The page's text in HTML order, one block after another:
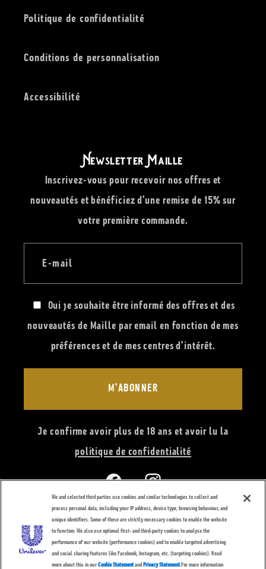
Politique de confidentialité
Conditions de personnalisation
Accessibilité
Newsletter Maille
Inscrivez-vous pour recevoir nos offres et
nouveautés et bénéficiez d’une remise de 15% sur
votre première commande.
E-mail
Oui je souhaite être informé des offres et des
nouveautés de Maille par email en fonction de mes
préférences et de mes centres d’intérêt.
M’ABONNER
Je confirme avoir plus de 18 ans et avoir lu la
politique de confidentialité
Moyens
We and selected third parties use cookies and similar technologies to collect and
process personal data, including your IP address, device type, browsing behaviour, and
unique identifiers. Some of these are strictly necessary cookies to enable the website
to function. We also use optional first- and third-party cookies to analyse the
performance of our website (performance cookies) and to enable targeted advertising
and social sharing features like Facebook, Instagram, etc. (targeting cookies). Read
more about this in ourCookie StatementandPrivacy Statement.For more information